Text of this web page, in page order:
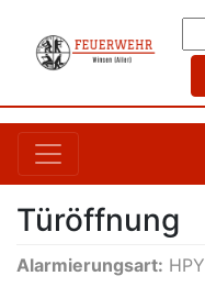
Türöffnung
Alarmierungsart: HPY